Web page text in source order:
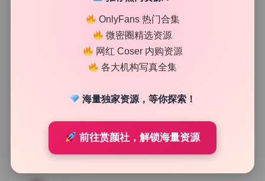
Cosplay合集
Callmecandy 微密圈丝袜美脚17套写真合集原档资源包
OnlyFans 热门合集
微密圈精选资源
网红 Coser 内购资源
各大机构写真全集
海量独家资源，等你探索！
前往赏颜社，解锁海量资源